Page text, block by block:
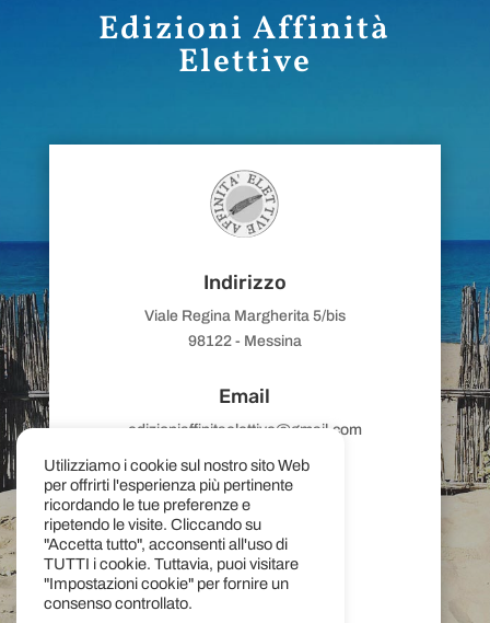
Edizioni Affinità
Elettive
Indirizzo
Viale Regina Margherita 5/bis
98122 - Messina
Email
edizioniaffinitaelettive@gmail.com
Telefono
(+39)090 359444
+39 392 9802468
Utilizziamo i cookie sul nostro sito Web
per offrirti l'esperienza più pertinente
ricordando le tue preferenze e
ripetendo le visite. Cliccando su
"Accetta tutto", acconsenti all'uso di
TUTTI i cookie. Tuttavia, puoi visitare
"Impostazioni cookie" per fornire un
consenso controllato.